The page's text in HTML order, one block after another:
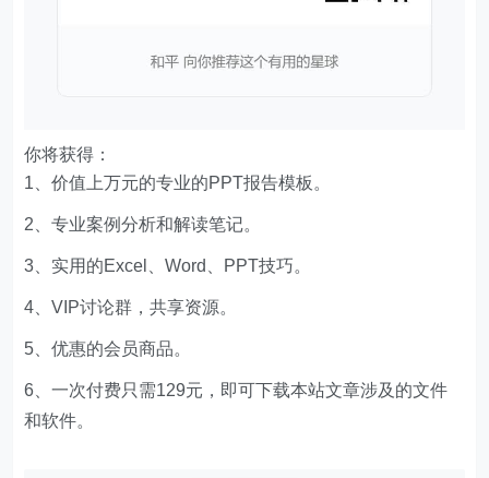
你将获得：
1、价值上万元的专业的PPT报告模板。
2、专业案例分析和解读笔记。
3、实用的Excel、Word、PPT技巧。
4、VIP讨论群，共享资源。
5、优惠的会员商品。
6、一次付费只需129元，即可下载本站文章涉及的文件
和软件。